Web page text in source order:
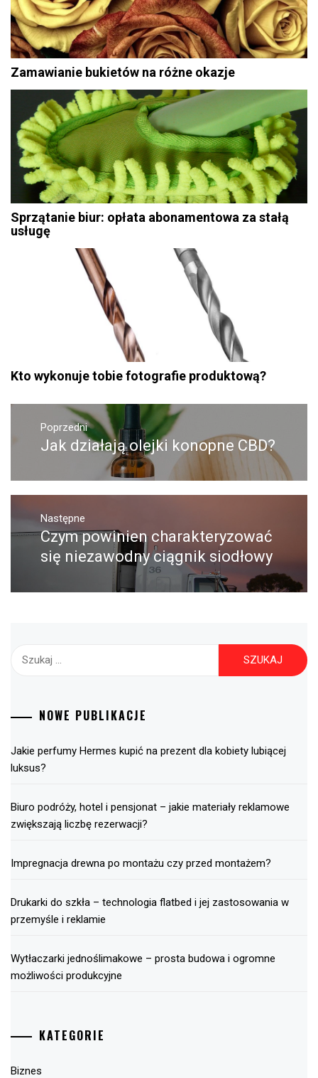
Zamawianie bukietów na różne okazje
Sprzątanie biur: opłata abonamentowa za stałą
usługę
Kto wykonuje tobie fotografie produktową?
Nawigacja
wpisu
Poprzedni
Poprzedni
Jak działają olejki konopne CBD?
Następne
Następny
post:
Czym powinien charakteryzować
się niezawodny ciągnik siodłowy
Szukaj:
NOWE PUBLIKACJE
Jakie perfumy Hermes kupić na prezent dla kobiety lubiącej
luksus?
Biuro podróży, hotel i pensjonat – jakie materiały reklamowe
zwiększają liczbę rezerwacji?
Impregnacja drewna po montażu czy przed montażem?
Drukarki do szkła – technologia flatbed i jej zastosowania w
przemyśle i reklamie
Wytłaczarki jednoślimakowe – prosta budowa i ogromne
możliwości produkcyjne
KATEGORIE
Biznes